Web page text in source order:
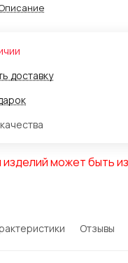
доставку
может быть
Отзывы